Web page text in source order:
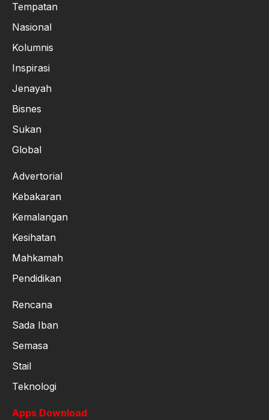
Tempatan
Nasional
Kolumnis
Inspirasi
Jenayah
Bisnes
Sukan
Global
Advertorial
Kebakaran
Kemalangan
Kesihatan
Mahkamah
Pendidikan
Rencana
Sada Iban
Semasa
Stail
Teknologi
Apps Download